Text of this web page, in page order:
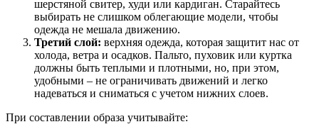
шерстяной свитер, худи или кардиган. Старайтесь
выбирать не слишком облегающие модели, чтобы
одежда не мешала движению.
Третий слой: верхняя одежда, которая защитит нас от
холода, ветра и осадков. Пальто, пуховик или куртка
должны быть теплыми и плотными, но, при этом,
удобными – не ограничивать движений и легко
надеваться и сниматься с учетом нижних слоев.
При составлении образа учитывайте: